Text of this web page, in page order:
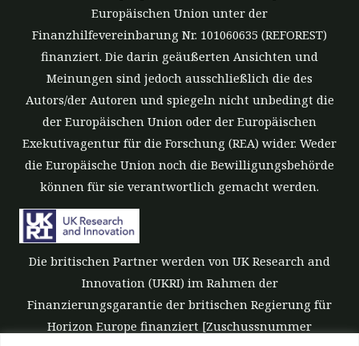
Europäischen Union unter der
Finanzhilfevereinbarung Nr. 101060635 (REFOREST)
finanziert. Die darin geäußerten Ansichten und
Meinungen sind jedoch ausschließlich die des
Autors/der Autoren und spiegeln nicht unbedingt die
der Europäischen Union oder der Europäischen
Exekutivagentur für die Forschung (REA) wider. Weder
die Europäische Union noch die Bewilligungsbehörde
können für sie verantwortlich gemacht werden.
Die britischen Partner werden von UK Research and
Innovation (UKRI) im Rahmen der
Finanzierungsgarantie der britischen Regierung für
Horizon Europe finanziert [Zuschussnummer